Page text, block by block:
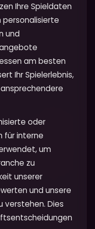
Ihre Spieldaten
personalisierte
und
am besten
Ihr Spielerlebnis,
oder
für interne
um
zu
unserer
und unsere
verstehen. Dies